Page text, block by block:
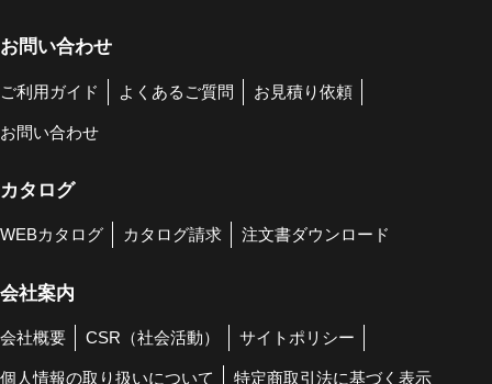
お問い合わせ
ご利用ガイド よくあるご質問 お見積り依頼
お問い合わせ
カタログ
WEBカタログ カタログ請求 注文書ダウンロード
会社案内
会社概要 CSR（社会活動） サイトポリシー
個人情報の取り扱いについて 特定商取引法に基づく表示